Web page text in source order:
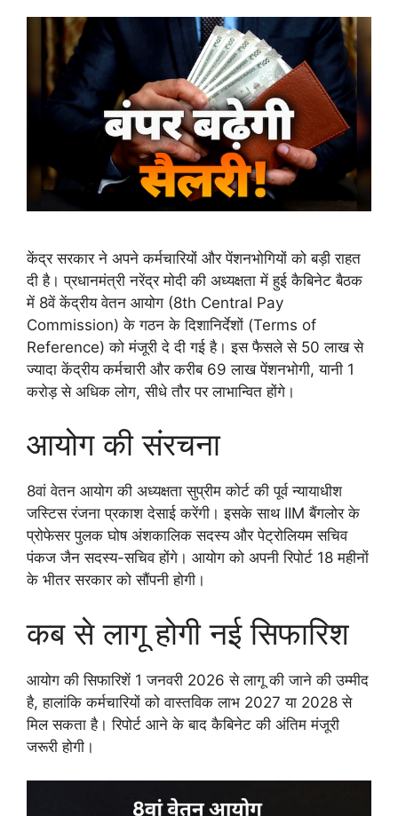
केंद्र सरकार ने अपने कर्मचारियों और पेंशनभोगियों को बड़ी राहत
दी है। प्रधानमंत्री नरेंद्र मोदी की अध्यक्षता में हुई कैबिनेट बैठक
में 8वें केंद्रीय वेतन आयोग (8th Central Pay
Commission) के गठन के दिशानिर्देशों (Terms of
Reference) को मंजूरी दे दी गई है। इस फैसले से 50 लाख से
ज्यादा केंद्रीय कर्मचारी और करीब 69 लाख पेंशनभोगी, यानी 1
करोड़ से अधिक लोग, सीधे तौर पर लाभान्वित होंगे।
आयोग की संरचना
8वां वेतन आयोग की अध्यक्षता सुप्रीम कोर्ट की पूर्व न्यायाधीश
जस्टिस रंजना प्रकाश देसाई करेंगी। इसके साथ IIM बैंगलोर के
प्रोफेसर पुलक घोष अंशकालिक सदस्य और पेट्रोलियम सचिव
पंकज जैन सदस्य-सचिव होंगे। आयोग को अपनी रिपोर्ट 18 महीनों
के भीतर सरकार को सौंपनी होगी।
कब से लागू होगी नई सिफारिश
आयोग की सिफारिशें 1 जनवरी 2026 से लागू की जाने की उम्मीद
है, हालांकि कर्मचारियों को वास्तविक लाभ 2027 या 2028 से
मिल सकता है। रिपोर्ट आने के बाद कैबिनेट की अंतिम मंजूरी
जरूरी होगी।